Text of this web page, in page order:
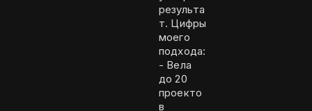
результа
т. Цифры
моего
подхода:
- Вела
до 20
проекто
в